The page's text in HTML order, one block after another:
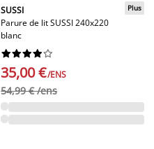
SUSSI
Parure de lit SUSSI 240x220
blanc
Plus






35,00 €/ENS
54,99 € /ens